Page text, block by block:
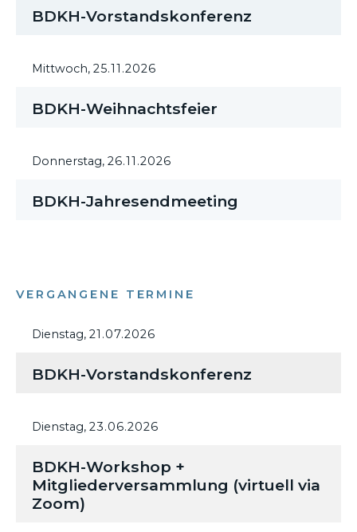
BDKH-Vorstandskonferenz
Mittwoch, 25.11.2026
BDKH-Weihnachtsfeier
Donnerstag, 26.11.2026
BDKH-Jahresendmeeting
VERGANGENE TERMINE
Dienstag, 21.07.2026
BDKH-Vorstandskonferenz
Dienstag, 23.06.2026
BDKH-Workshop +
Mitgliederversammlung (virtuell via
Zoom)